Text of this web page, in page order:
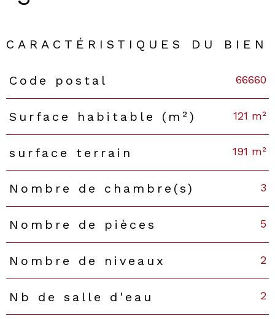
CARACTÉRISTIQUES DU BIEN
Caractéristiques Valeurs
Code postal 66660
Surface habitable (m²) 121 m²
surface terrain 191 m²
Nombre de chambre(s) 3
Nombre de pièces 5
Nombre de niveaux 2
Nb de salle d'eau 2